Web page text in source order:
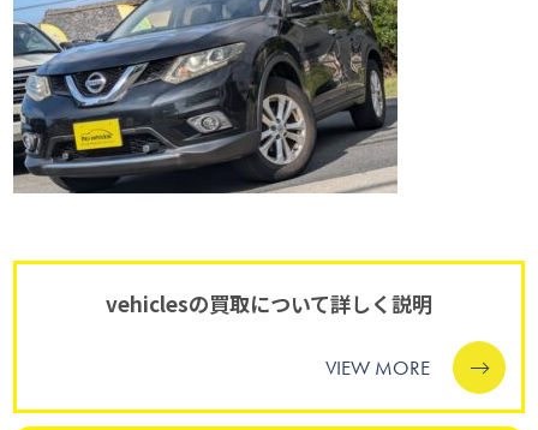
vehiclesの買取について詳しく説明
VIEW MORE